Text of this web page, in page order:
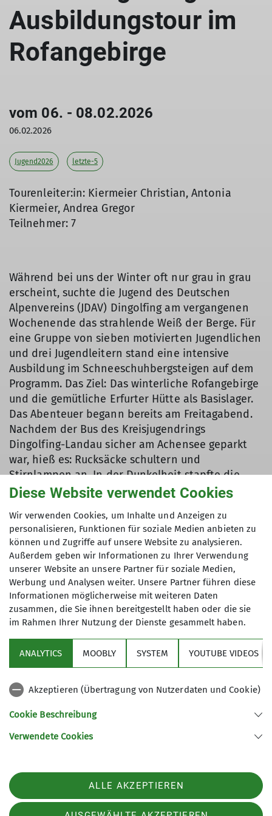
Ausbildungstour im
Rofangebirge
vom 06. - 08.02.2026
06.02.2026
Jugend2026 letzte-5
Tourenleiter:in: Kiermeier Christian, Antonia
Kiermeier, Andrea Gregor
Teilnehmer: 7
Während bei uns der Winter oft nur grau in grau
erscheint, suchte die Jugend des Deutschen
Alpenvereins (JDAV) Dingolfing am vergangenen
Wochenende das strah­lende Weiß der Berge. Für
eine Gruppe von sieben motivierten Jugendlichen
und drei Jugendleitern stand eine intensive
Ausbildung im Schneeschuhbergsteigen auf dem
Programm. Das Ziel: Das winterliche Rofangebirge
und die gemütliche Erfurter Hütte als Basislager.
Das Abenteuer begann bereits am Freitagabend.
Nachdem der Bus des Kreisju­gendrings
Dingolfing-Landau sicher am Achensee geparkt
war, hieß es: Rucksäcke schultern und
Stirnlampen an. In der Dunkelheit stapfte die
Gruppe den Berg hinauf. Das Ziel, die Erfurter
wohliger Wärme, bevor alle erschöpft aber voller
Vorfreude in die Lager fielen.
Der Samstag stand ganz im Zeichen der
Sicherheit. Bevor der erste Gipfel in Angriff
genommen wurde, verwandelte sich das Gelände
rund um die Hütte in ein Trainings­feld. Unter der
Leitung des erfahrenen Jugendleiters Christian
Kiermeier lernten die Teilnehmer den Umgang mit
dem LVS-Gerät (Lawinenverschüttetensuche).
„Sondie­ren und Schaufeln sieht einfacher aus, als
es ist – das geht richtig in die Arme!“, stellte einer
der Jugendlichen fest. Neben der Technik wurde
beurteile ich das Gelände? Wo lauern Gefahren?
Und was sagt uns der Lawinenlagebericht?
besten Bedingungen erreichte die Gruppe die
Rofanspitze (2.259 m). Der Blick über das
Wolkenmeer und die umliegenden Gipfel ließ die
Diese Website verwendet Cookies
Wir verwenden Cookies, um Inhalte und Anzeigen zu
personalisieren, Funktionen für soziale Medien anbieten zu
können und Zugriffe auf unsere Website zu analysieren.
Außerdem geben wir Informationen zu Ihrer Verwendung
unserer Website an unsere Partner für soziale Medien,
Werbung und Analysen weiter. Unsere Partner führen diese
Informationen möglicherweise mit weiteren Daten
zusammen, die Sie ihnen bereitgestellt haben oder die sie
im Rahmen Ihrer Nutzung der Dienste gesammelt haben.
ANALYTICS MOOBLY SYSTEM YOUTUBE VIDEOS
Akzeptieren (Übertragung von Nutzerdaten und Cookie)
Cookie Beschreibung
Verwendete Cookies
ALLE AKZEPTIEREN